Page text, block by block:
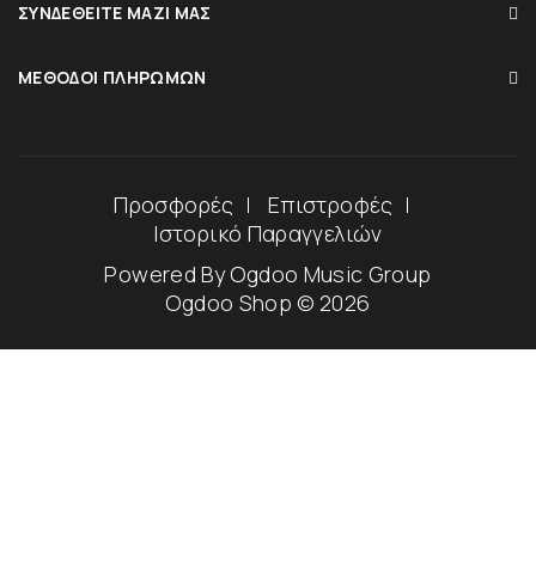
ΣΥΝΔΕΘΕΊΤΕ ΜΑΖΊ ΜΑΣ
ΜΈΘΟΔΟΙ ΠΛΗΡΩΜΏΝ
Προσφορές
Επιστροφές
Ιστορικό Παραγγελιών
Powered ByOgdoo Music Group
Ogdoo Shop © 2026